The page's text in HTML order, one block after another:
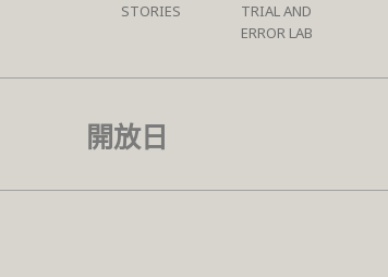
STORIES
TRIAL AND
ERROR LAB
開放日